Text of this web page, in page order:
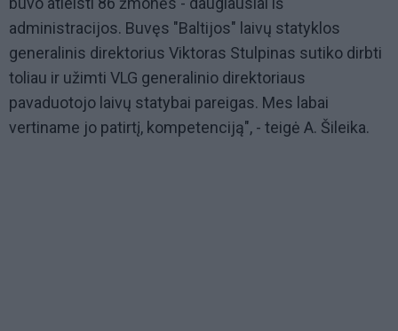
administracijos. Buvęs "Baltijos" laivų statyklos
generalinis direktorius Viktoras Stulpinas sutiko dirbti
toliau ir užimti VLG generalinio direktoriaus
pavaduotojo laivų statybai pareigas. Mes labai
vertiname jo patirtį, kompetenciją", - teigė A. Šileika.